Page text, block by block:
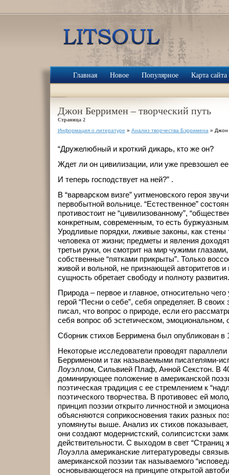
Главная Новое Популярное Карта сайта
Джон Берримен – творческий путь
Страница 2
Информация о литературе » Анализ творчества Бэрримена » Джон
“Дружелюбный и кроткий дикарь, кто же он?
Ждет ли он цивилизации, или уже превзошел ее
И теперь господствует на ней?” .
В “варварском визге” уитменовского героя
первобытной вольнице. “Естественное”
противостоит не “цивилизованному”,
конкретным, современным, то есть
Уродливые порядки, лживые законы, как стены
человека от жизни; предметы и явления
третьи руки, он смотрит на мир чужими
собственные “пятками прикрыты”. Только
живой и вольной, не признающей авторитетов и
сущность обретает свободу и полноту развития.
Природа – первое и главное, относительно
герой “Песни о себе”, себя определяет. В
писал, что вопрос о природе, если его
себя вопрос об эстетическом, эмоциональном,
Сборник стихов Берримена был опубликован в
Некоторые исследователи проводят
Беррименом и так называемыми писателями-
Лоуэллом, Сильвией Плаф, Анной Секстон. В
доминирующее положение в американской
поэтическая традиция с ее стремлением к
поэтического творчества. В противовес ей
принцип поэзии открыто личностной и
объясняются соприкосновения таких разных
упомянуты выше. Анализ их стихов показывает,
они создают модернистский, солипсистски
действительности. С выходом в свет “Страниц
Лоуэлла американские литературоведы
американской поэзии так называемого
основывающегося на принципе открытой